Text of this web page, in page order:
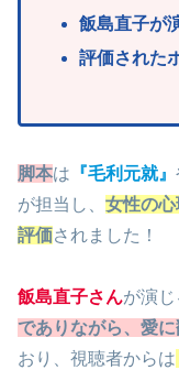
飯島直子が
評価された
脚本は 『毛利元就』
が担当し、 女性の
評価されました！
飯島直子さんが演じ
でありながら、愛
おり、視聴者からは